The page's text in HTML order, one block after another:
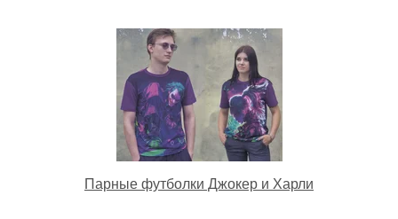
Парные футболки Джокер и Харли